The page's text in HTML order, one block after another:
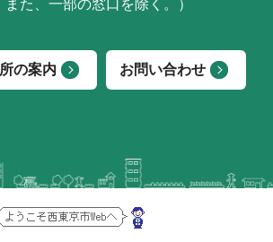
また、一部の窓口を除く。）
の案内 お問い合わせ